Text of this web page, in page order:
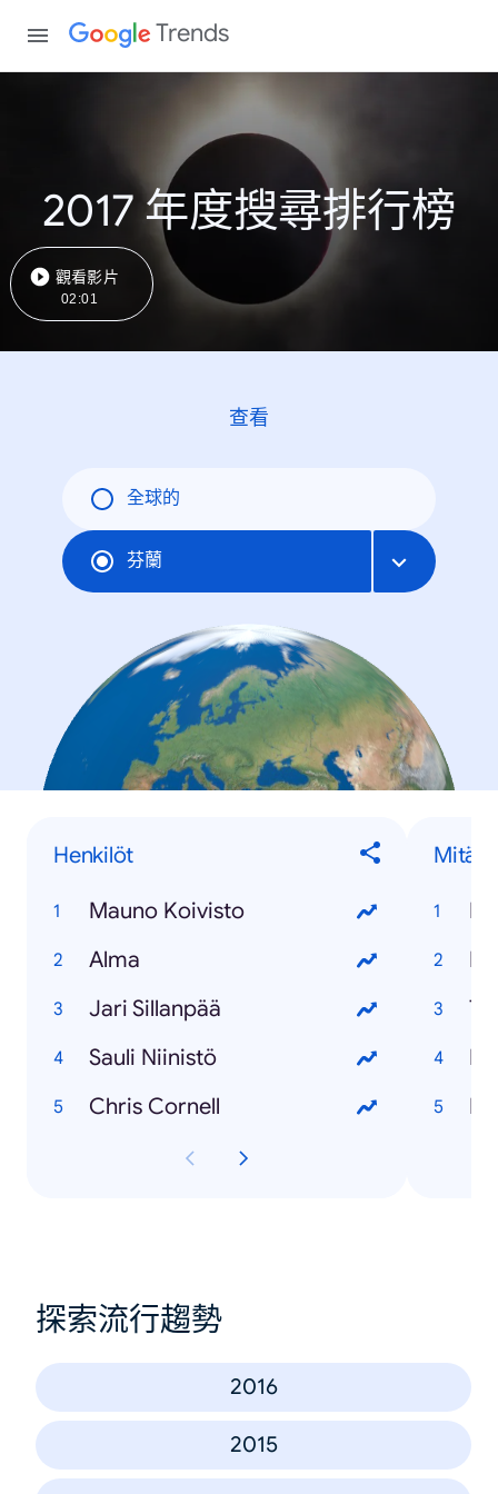
Trends
2017 年度搜尋排行榜
觀看影片
02:01
查看
全球的
芬蘭
Henkilöt
Mauno Koivisto
Alma
Jari Sillanpää
Sauli Niinistö
Chris Cornell
探索流行趨勢
2016
2015